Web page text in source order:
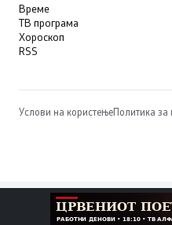
Време
ТВ програма
Хороскоп
RSS
Услови на користењеПолитика за